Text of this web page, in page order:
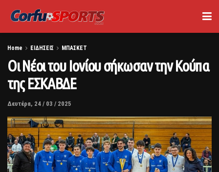
Home ΕΙΔΗΣΕΙΣ ΜΠΑΣΚΕΤ
Οι Νέοι του Ιονίου σήκωσαν την Κούπα
της ΕΣΚΑΒΔΕ
Δευτέρα, 24 / 03 / 2025